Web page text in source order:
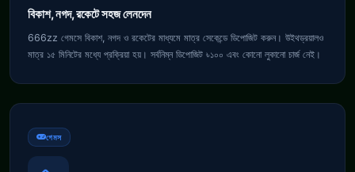
বিকাশ, নগদ, রকেটে সহজ লেনদেন
666zz গেমসে বিকাশ, নগদ ও রকেটের মাধ্যমে মাত্র সেকেন্ডে ডিপোজিট করুন। উইথড্রয়ালও
মাত্র ১৫ মিনিটের মধ্যে প্রক্রিয়া হয়। সর্বনিম্ন ডিপোজিট ৳১০০ এবং কোনো লুকানো চার্জ নেই।
গেমস